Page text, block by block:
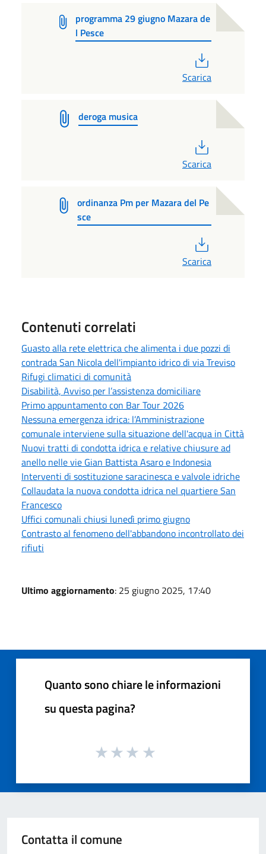
programma 29 giugno Mazara de
l Pesce
Scarica
deroga musica
Scarica
ordinanza Pm per Mazara del Pe
sce
Scarica
Contenuti correlati
Guasto alla rete elettrica che alimenta i due pozzi di
contrada San Nicola dell'impianto idrico di via Treviso
Rifugi climatici di comunità
Disabilità, Avviso per l’assistenza domiciliare
Primo appuntamento con Bar Tour 2026
Nessuna emergenza idrica: l’Amministrazione
comunale interviene sulla situazione dell'acqua in Città
Nuovi tratti di condotta idrica e relative chiusure ad
anello nelle vie Gian Battista Asaro e Indonesia
Interventi di sostituzione saracinesca e valvole idriche
Collaudata la nuova condotta idrica nel quartiere San
Francesco
Uffici comunali chiusi lunedì primo giugno
Contrasto al fenomeno dell'abbandono incontrollato dei
rifiuti
Ultimo aggiornamento: 25 giugno 2025, 17:40
Quanto sono chiare le informazioni
su questa pagina?
Contatta il comune